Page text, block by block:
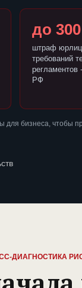
до
штраф
требований
регламентов
РФ
бизнеса, чтобы
ДИАГНОСТИКА